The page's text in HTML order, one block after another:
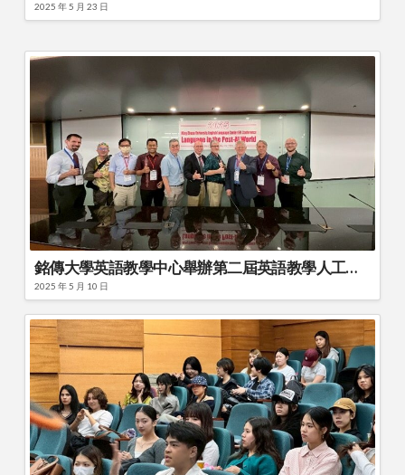
2025 年 5 月 23 日
銘傳大學英語教學中心舉辦第二屆英語教學人工智慧AI國際學術研討會
2025 年 5 月 10 日